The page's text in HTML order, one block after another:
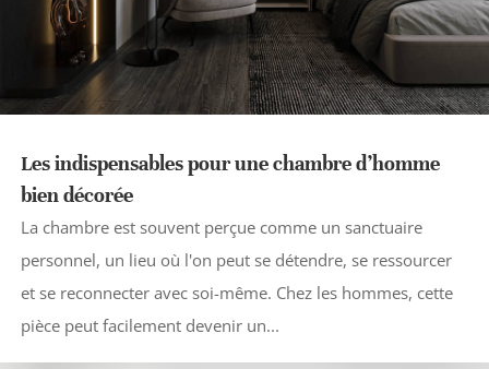
Les indispensables pour une chambre d’homme
bien décorée
La chambre est souvent perçue comme un sanctuaire
personnel, un lieu où l'on peut se détendre, se ressourcer
et se reconnecter avec soi-même. Chez les hommes, cette
pièce peut facilement devenir un...